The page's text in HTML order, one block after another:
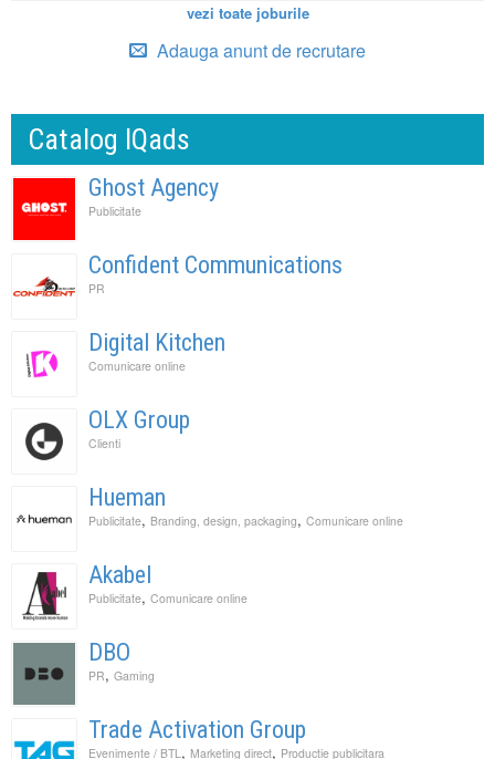
vezi toate joburile
Adauga anunt de recrutare
Catalog IQads
Ghost Agency
Publicitate
Confident Communications
PR
Digital Kitchen
Comunicare online
OLX Group
Clienti
Hueman
Publicitate, Branding, design, packaging, Comunicare online
Akabel
Publicitate, Comunicare online
DBO
PR, Gaming
Trade Activation Group
Evenimente / BTL , Marketing direct, Productie publicitara